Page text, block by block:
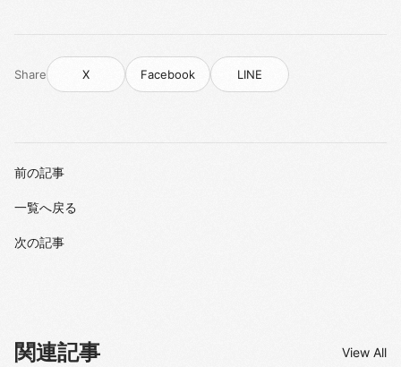
Share X Facebook LINE
前の記事
一覧へ戻る
次の記事
関連記事 View All